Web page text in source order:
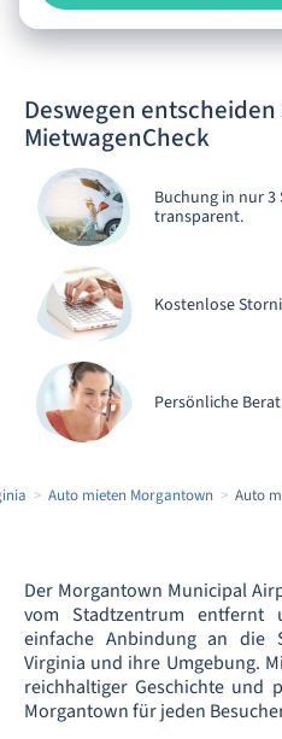
Deswegen
MietwagenCheck
Buchung in nur
transparent.
Kostenlose
Persönliche
Auto mieten Morgantown Auto
Der Morgantown Municipal
vom Stadtzentrum entfernt
einfache Anbindung an die
Virginia und ihre Umgebung.
reichhaltiger Geschichte und
Morgantown für jeden